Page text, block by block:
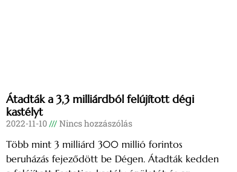
Átadták a 3,3 milliárdból felújított dégi
kastélyt
2022-11-10 Nincs hozzászólás
Több mint 3 milliárd 300 millió forintos
beruházás fejeződött be Dégen. Átadták kedden